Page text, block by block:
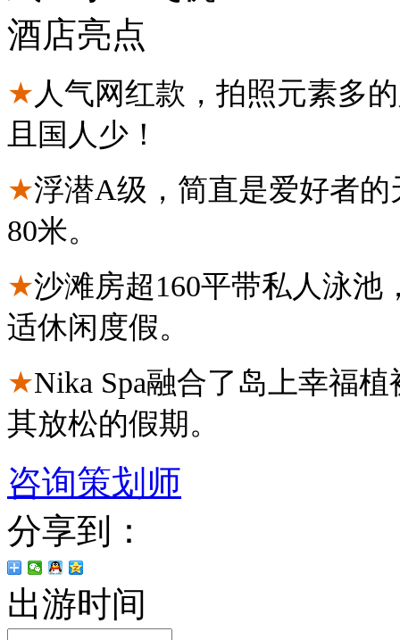
酒店亮点
★ 人气网红款，拍照元素多
且国人少！
★浮潜A级，简直是爱好者
80米。
★沙滩房超160平带私人泳
适休闲度假。
★Nika Spa融合了岛上幸福
其放松的假期。
咨询策划师
分享到：
出游时间